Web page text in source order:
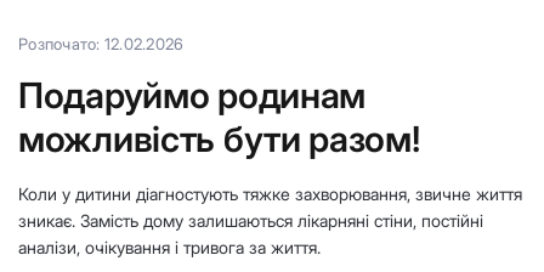
Розпочато: 12.02.2026
Подаруймо родинам
можливість бути разом!
Коли у дитини діагностують тяжке захворювання, звичне життя
зникає. Замість дому залишаються лікарняні стіни, постійні
аналізи, очікування і тривога за життя.